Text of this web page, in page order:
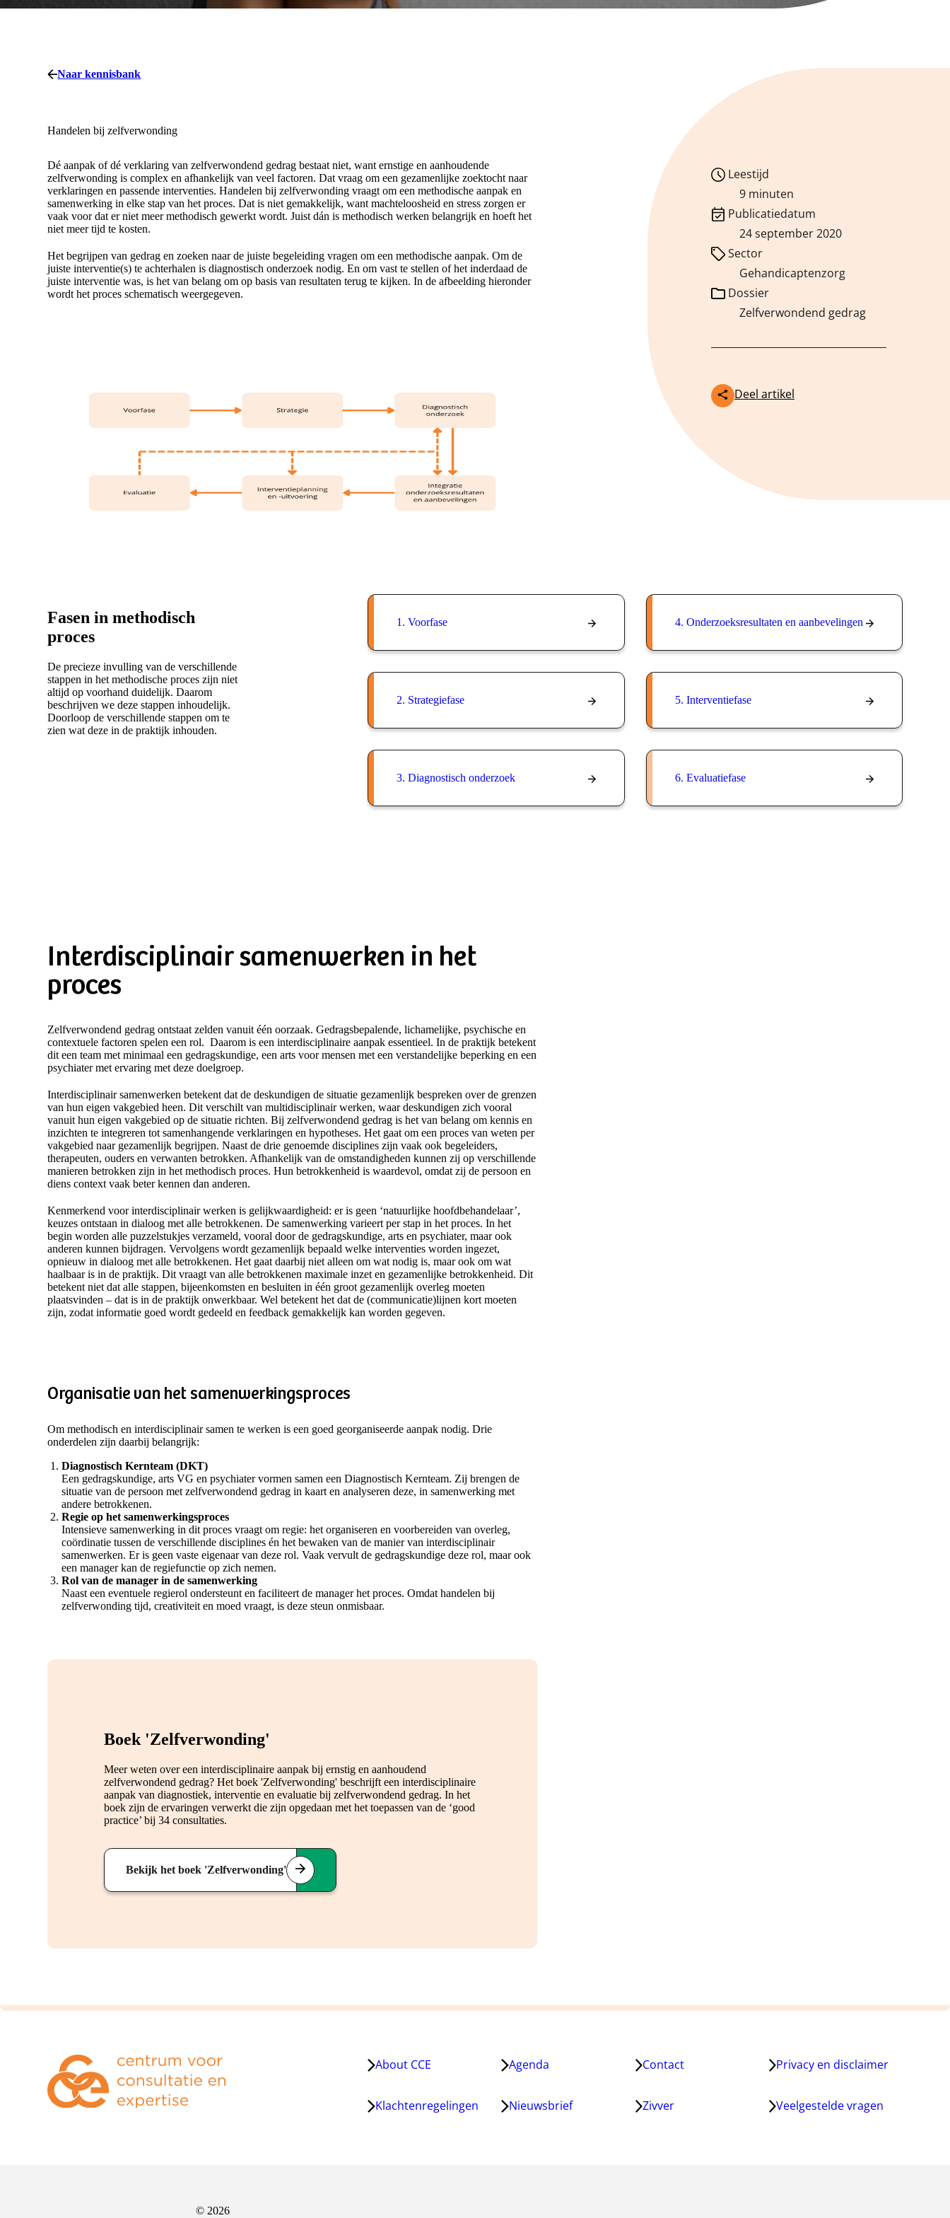
Naar kennisbank
Handelen bij zelfverwonding
Dé aanpak of dé verklaring van zelfverwondend gedrag bestaat niet, want ernstige en aanhoudende
zelfverwonding is complex en afhankelijk van veel factoren. Dat vraag om een gezamenlijke zoektocht naar
verklaringen en passende interventies. Handelen bij zelfverwonding vraagt om een methodische aanpak en
samenwerking in elke stap van het proces. Dat is niet gemakkelijk, want machteloosheid en stress zorgen er
vaak voor dat er niet meer methodisch gewerkt wordt. Juist dán is methodisch werken belangrijk en hoeft het
niet meer tijd te kosten.
Het begrijpen van gedrag en zoeken naar de juiste begeleiding vragen om een methodische aanpak. Om de
juiste interventie(s) te achterhalen is diagnostisch onderzoek nodig. En om vast te stellen of het inderdaad de
juiste interventie was, is het van belang om op basis van resultaten terug te kijken. In de afbeelding hieronder
wordt het proces schematisch weergegeven.
Fasen in methodisch
proces
De precieze invulling van de verschillende
stappen in het methodische proces zijn niet
altijd op voorhand duidelijk. Daarom
beschrijven we deze stappen inhoudelijk.
Doorloop de verschillende stappen om te
zien wat deze in de praktijk inhouden.
1. Voorfase 4. Onderzoeksresultaten en aanbevelingen
2. Strategiefase 5. Interventiefase
3. Diagnostisch onderzoek 6. Evaluatiefase
Interdisciplinair samenwerken in het
proces
Zelfverwondend gedrag ontstaat zelden vanuit één oorzaak. Gedragsbepalende, lichamelijke, psychische en
contextuele factoren spelen een rol. Daarom is een interdisciplinaire aanpak essentieel. In de praktijk betekent
dit een team met minimaal een gedragskundige, een arts voor mensen met een verstandelijke beperking en een
psychiater met ervaring met deze doelgroep.
Interdisciplinair samenwerken betekent dat de deskundigen de situatie gezamenlijk bespreken over de grenzen
van hun eigen vakgebied heen. Dit verschilt van multidisciplinair werken, waar deskundigen zich vooral
vanuit hun eigen vakgebied op de situatie richten. Bij zelfverwondend gedrag is het van belang om kennis en
inzichten te integreren tot samenhangende verklaringen en hypotheses. Het gaat om een proces van weten per
vakgebied naar gezamenlijk begrijpen. Naast de drie genoemde disciplines zijn vaak ook begeleiders,
therapeuten, ouders en verwanten betrokken. Afhankelijk van de omstandigheden kunnen zij op verschillende
manieren betrokken zijn in het methodisch proces. Hun betrokkenheid is waardevol, omdat zij de persoon en
diens context vaak beter kennen dan anderen.
Kenmerkend voor interdisciplinair werken is gelijkwaardigheid: er is geen ‘natuurlijke hoofdbehandelaar’,
keuzes ontstaan in dialoog met alle betrokkenen. De samenwerking varieert per stap in het proces. In het
begin worden alle puzzelstukjes verzameld, vooral door de gedragskundige, arts en psychiater, maar ook
anderen kunnen bijdragen. Vervolgens wordt gezamenlijk bepaald welke interventies worden ingezet,
opnieuw in dialoog met alle betrokkenen. Het gaat daarbij niet alleen om wat nodig is, maar ook om wat
haalbaar is in de praktijk. Dit vraagt van alle betrokkenen maximale inzet en gezamenlijke betrokkenheid. Dit
betekent niet dat alle stappen, bijeenkomsten en besluiten in één groot gezamenlijk overleg moeten
plaatsvinden – dat is in de praktijk onwerkbaar. Wel betekent het dat de (communicatie)lijnen kort moeten
zijn, zodat informatie goed wordt gedeeld en feedback gemakkelijk kan worden gegeven.
Organisatie van het samenwerkingsproces
Om methodisch en interdisciplinair samen te werken is een goed georganiseerde aanpak nodig. Drie
onderdelen zijn daarbij belangrijk:
Diagnostisch Kernteam (DKT)
Een gedragskundige, arts VG en psychiater vormen samen een Diagnostisch Kernteam. Zij brengen de
situatie van de persoon met zelfverwondend gedrag in kaart en analyseren deze, in samenwerking met
andere betrokkenen.
Regie op het samenwerkingsproces
Intensieve samenwerking in dit proces vraagt om regie: het organiseren en voorbereiden van overleg,
coördinatie tussen de verschillende disciplines én het bewaken van de manier van interdisciplinair
samenwerken. Er is geen vaste eigenaar van deze rol. Vaak vervult de gedragskundige deze rol, maar ook
een manager kan de regiefunctie op zich nemen.
Rol van de manager in de samenwerking
Naast een eventuele regierol ondersteunt en faciliteert de manager het proces. Omdat handelen bij
zelfverwonding tijd, creativiteit en moed vraagt, is deze steun onmisbaar.
Boek 'Zelfverwonding'
Meer weten over een interdisciplinaire aanpak bij ernstig en aanhoudend
zelfverwondend gedrag? Het boek 'Zelfverwonding' beschrijft een interdisciplinaire
aanpak van diagnostiek, interventie en evaluatie bij zelfverwondend gedrag. In het
boek zijn de ervaringen verwerkt die zijn opgedaan met het toepassen van de ‘good
practice’ bij 34 consultaties.
Bekijk het boek 'Zelfverwonding'
Leestijd
9 minuten
Publicatiedatum
24 september 2020
Sector
Gehandicaptenzorg
Dossier
Zelfverwondend gedrag
Deel artikel
About CCE Agenda Contact Privacy en disclaimer
Klachtenregelingen Nieuwsbrief Zivver Veelgestelde vragen
© 2026